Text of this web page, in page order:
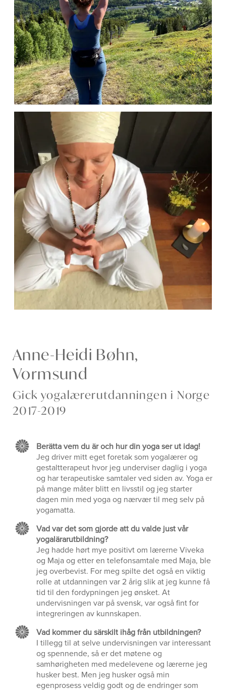
Anne-Heidi Bøhn,
Vormsund
Gick yogalærerutdanningen i Norge
2017-2019
Berätta vem du är och hur din yoga ser ut idag!
Jeg driver mitt eget foretak som yogalærer og
gestaltterapeut hvor jeg underviser daglig i yoga
og har terapeutiske samtaler ved siden av. Yoga er
på mange måter blitt en livsstil og jeg starter
dagen min med yoga og nærvær til meg selv på
yogamatta.
Vad var det som gjorde att du valde just vår
yogalärarutbildning?
Jeg hadde hørt mye positivt om lærerne Viveka
og Maja og etter en telefonsamtale med Maja, ble
jeg overbevist. For meg spilte det også en viktig
rolle at utdanningen var 2 årig slik at jeg kunne få
tid til den fordypningen jeg ønsket. At
undervisningen var på svensk, var også fint for
integreringen av kunnskapen.
Vad kommer du särskilt ihåg från utbildningen?
I tillegg til at selve undervisningen var interessant
og spennende, så er det møtene og
samhørigheten med medelevene og lærerne jeg
husker best. Men jeg husker også min
egenprosess veldig godt og de endringer som